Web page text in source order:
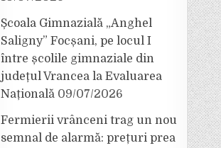
Școala Gimnazială „Anghel
Saligny” Focșani, pe locul I
între școlile gimnaziale din
județul Vrancea la Evaluarea
Națională 09/07/2026
Fermierii vrânceni trag un nou
semnal de alarmă: prețuri prea